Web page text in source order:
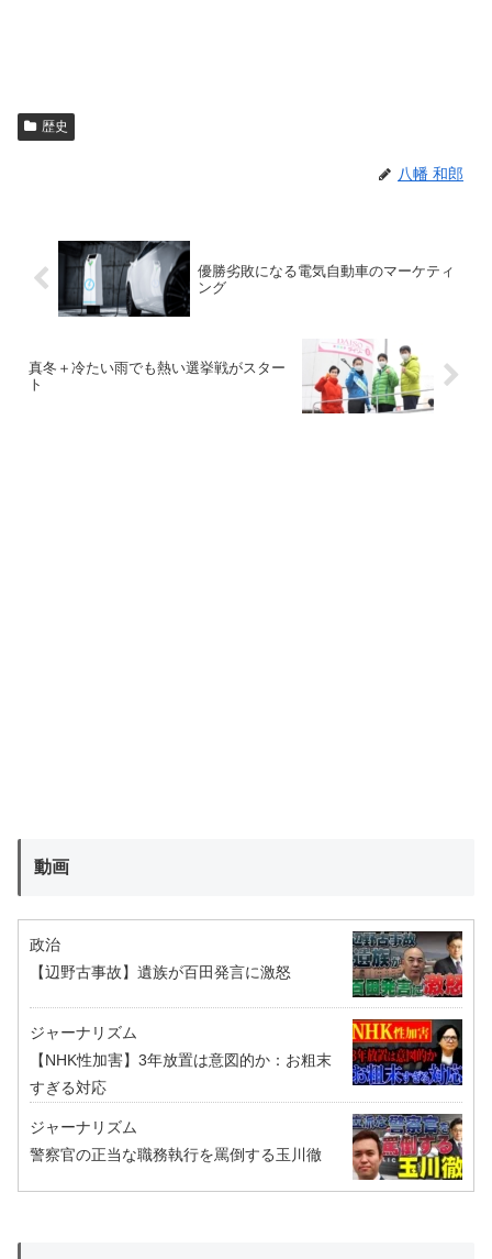
歴史
八幡 和郎
優勝劣敗になる電気自動車のマーケティ
ング
真冬＋冷たい雨でも熱い選挙戦がスター
ト
動画
政治
【辺野古事故】遺族が百田発言に激怒
ジャーナリズム
【NHK性加害】3年放置は意図的か：お粗末
すぎる対応
ジャーナリズム
警察官の正当な職務執行を罵倒する玉川徹